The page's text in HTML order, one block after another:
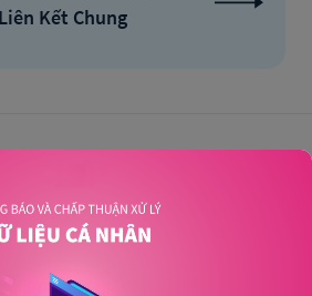
Liên Kết Chung
tôi
8888